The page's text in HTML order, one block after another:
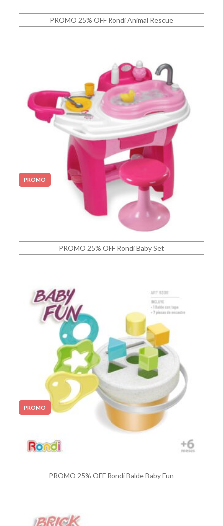
PROMO 25% OFF Rondi Animal Rescue
PROMO
PROMO 25% OFF Rondi Baby Set
PROMO
PROMO 25% OFF Rondi Balde Baby Fun